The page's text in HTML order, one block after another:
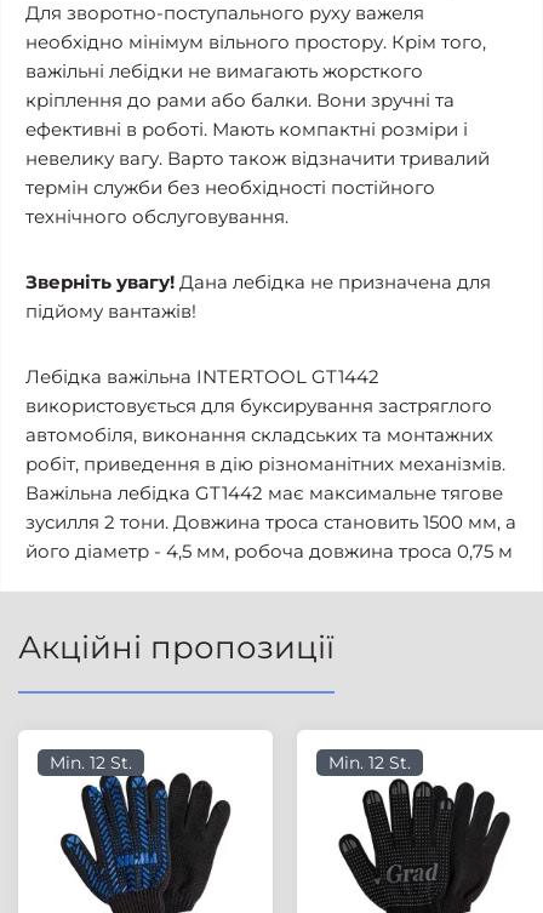
Для зворотно-поступального руху важеля
необхідно мінімум вільного простору. Крім того,
важільні лебідки не вимагають жорсткого
кріплення до рами або балки. Вони зручні та
ефективні в роботі. Мають компактні розміри і
невелику вагу. Варто також відзначити тривалий
термін служби без необхідності постійного
технічного обслуговування.
Зверніть увагу! Дана лебідка не призначена для
підйому вантажів!
Лебідка важільна INTERTOOL GT1442
використовується для буксирування застряглого
автомобіля, виконання складських та монтажних
робіт, приведення в дію різноманітних механізмів.
Важільна лебідка GT1442 має максимальне тягове
зусилля 2 тони. Довжина троса становить 1500 мм, а
його діаметр - 4,5 мм, робоча довжина троса 0,75 м
Акційні пропозиції
Min. 12 St. Min. 12 St.